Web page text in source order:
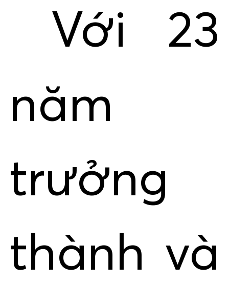
Với 23
năm
trưởng
thành và